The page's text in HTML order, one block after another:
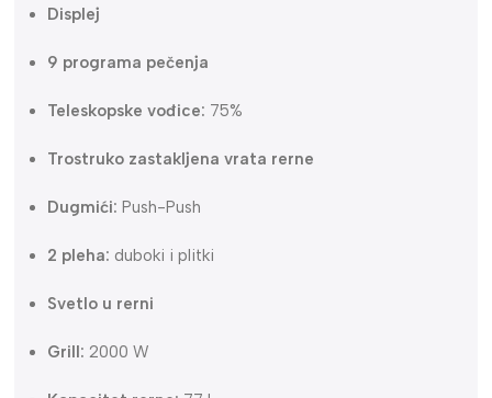
Displej
9 programa pečenja
Teleskopske vođice: 75%
Trostruko zastakljena vrata rerne
Dugmići: Push-Push
2 pleha: duboki i plitki
Svetlo u rerni
Grill: 2000 W